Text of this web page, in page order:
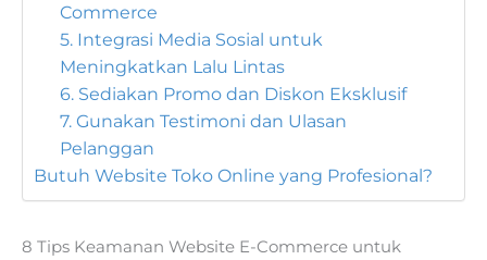
Commerce
5. Integrasi Media Sosial untuk
Meningkatkan Lalu Lintas
6. Sediakan Promo dan Diskon Eksklusif
7. Gunakan Testimoni dan Ulasan
Pelanggan
Butuh Website Toko Online yang Profesional?
8 Tips Keamanan Website E-Commerce untuk